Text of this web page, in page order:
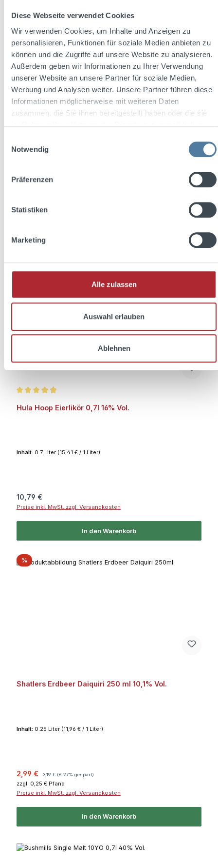
Diese Webseite verwendet Cookies
Wir verwenden Cookies, um Inhalte und Anzeigen zu
personalisieren, Funktionen für soziale Medien anbieten zu
können und die Zugriffe auf unsere Website zu analysieren.
Außerdem geben wir Informationen zu Ihrer Verwendung
unserer Website an unsere Partner für soziale Medien,
Werbung und Analysen weiter. Unsere Partner führen diese
Informationen möglicherweise mit weiteren Daten
zusammen, die Sie ihnen bereitgestellt haben oder die sie
Notwendig
Präferenzen
Statistiken
Marketing
Alle zulassen
Auswahl erlauben
Ablehnen
Inhalt:
Hula Hoop Eierlikör 0,7l 16% Vol.
Inhalt: 0.7 Liter (15,41 € / 1 Liter)
Regulärer Preis:
10,79 €
Preise inkl. MwSt. zzgl. Versandkosten
In den Warenkorb
%Rabatt
Shatlers Erdbeer Daiquiri 250 ml 10,1% Vol.
Inhalt: 0.25 Liter (11,96 € / 1 Liter)
Verkaufspreis:
2,99 € 3,19 € (6.27% gespart)
zzgl. 0,25 € Pfand
Preise inkl. MwSt. zzgl. Versandkosten
In den Warenkorb